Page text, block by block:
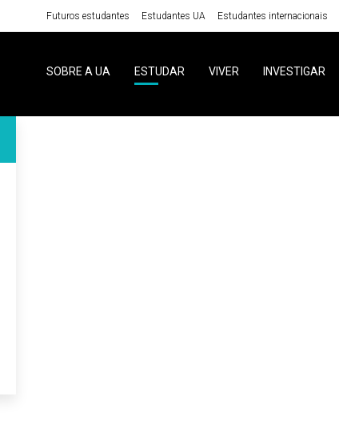
Futuros estudantes Estudantes UA Estudantes internacionais
SOBRE A UA ESTUDAR VIVER INVESTIGAR